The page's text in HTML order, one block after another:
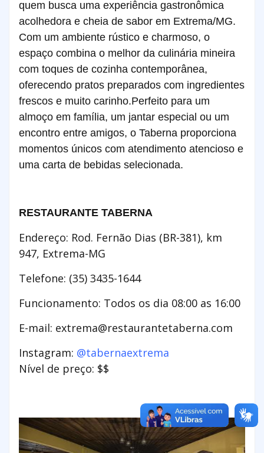
quem busca uma experiência gastronômica
acolhedora e cheia de sabor em Extrema/MG.
Com um ambiente rústico e charmoso, o
espaço combina o melhor da culinária mineira
com toques de cozinha contemporânea,
oferecendo pratos preparados com ingredientes
frescos e muito carinho.Perfeito para um
almoço em família, um jantar especial ou um
encontro entre amigos, o Taberna proporciona
momentos únicos com atendimento atencioso e
uma carta de bebidas selecionada.
RESTAURANTE TABERNA
Endereço: Rod. Fernão Dias (BR-381), km
947, Extrema-MG
Telefone: (35) 3435-1644
Funcionamento: Todos os dia 08:00 as 16:00
E-mail: extrema@restaurantetaberna.com
Instagram: @tabernaextrema
Nível de preço: $$